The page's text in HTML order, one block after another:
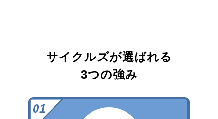
サイクルズが選ばれる
3つの強み